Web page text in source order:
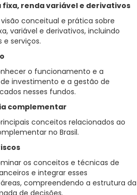
renda variável e derivativos
conceitual e prática sobre
variável e derivativos, incluindo
e serviços.
o funcionamento e a
investimento e a gestão de
nesses fundos.
complementar
conceitos relacionados ao
no Brasil.
os conceitos e técnicas de
e integrar esses
compreendendo a estrutura da
de decisões.